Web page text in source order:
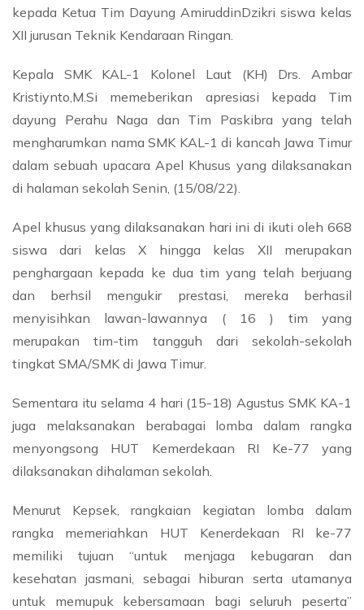
kepada Ketua Tim Dayung AmiruddinDzikri siswa kelas
XII jurusan Teknik Kendaraan Ringan.
Kepala SMK KAL-1 Kolonel Laut (KH) Drs. Ambar
Kristiynto,M.Si memeberikan apresiasi kepada Tim
dayung Perahu Naga dan Tim Paskibra yang telah
mengharumkan nama SMK KAL-1 di kancah Jawa Timur
dalam sebuah upacara Apel Khusus yang dilaksanakan
di halaman sekolah Senin, (15/08/22).
Apel khusus yang dilaksanakan hari ini di ikuti oleh 668
siswa dari kelas X hingga kelas XII merupakan
penghargaan kepada ke dua tim yang telah berjuang
dan berhsil mengukir prestasi, mereka berhasil
menyisihkan lawan-lawannya ( 16 ) tim yang
merupakan tim-tim tangguh dari sekolah-sekolah
tingkat SMA/SMK di Jawa Timur.
Sementara itu selama 4 hari (15-18) Agustus SMK KA-1
juga melaksanakan berabagai lomba dalam rangka
menyongsong HUT Kemerdekaan RI Ke-77 yang
dilaksanakan dihalaman sekolah.
Menurut Kepsek, rangkaian kegiatan lomba dalam
rangka memeriahkan HUT Kenerdekaan RI ke-77
memiliki tujuan “untuk menjaga kebugaran dan
kesehatan jasmani, sebagai hiburan serta utamanya
untuk memupuk kebersamaan bagi seluruh peserta”